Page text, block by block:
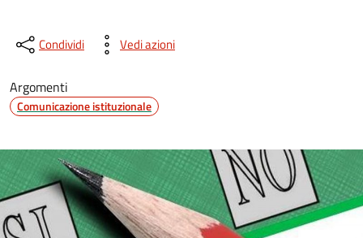
Condividi Vedi azioni
Argomenti
Comunicazione istituzionale